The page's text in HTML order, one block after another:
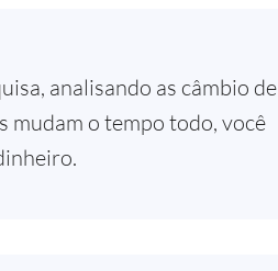
analisando as câmbio de
mudam o tempo todo, você